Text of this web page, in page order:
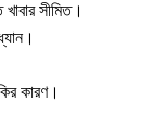
সীমিত।
কারণ।